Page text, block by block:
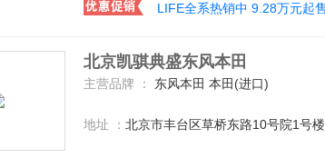
LIFE全系热销中 9.28万元起
北京凯骐典盛东风本田
主营品牌 ： 东风本田 本田(进口)
地址 ： 北京市丰台区草桥东路10号院1号